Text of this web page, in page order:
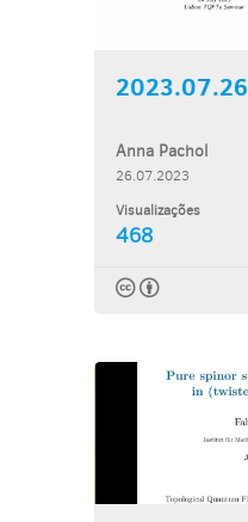
Anna Pachol
26.07.2023
Visualizações
468